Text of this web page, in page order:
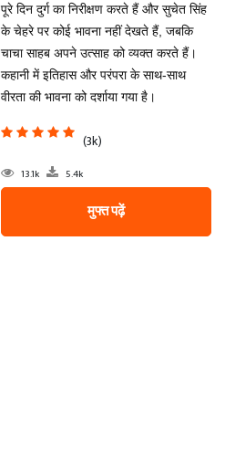
पूरे दिन दुर्ग का निरीक्षण करते हैं और सुचेत सिंह
के चेहरे पर कोई भावना नहीं देखते हैं, जबकि
चाचा साहब अपने उत्साह को व्यक्त करते हैं।
कहानी में इतिहास और परंपरा के साथ-साथ
वीरता की भावना को दर्शाया गया है।
(3k)
13.1k 5.4k
मुफ्त पढ़ें